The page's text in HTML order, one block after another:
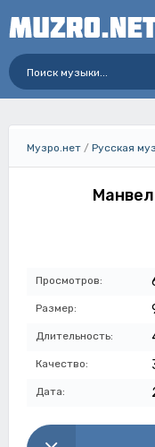
Музро.нет / Русская
Просмотров:
Размер:
Длительность:
Качество:
Дата: